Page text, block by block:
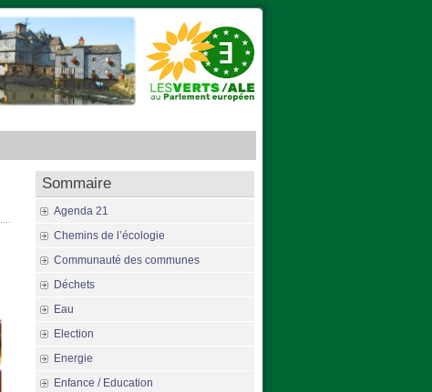
Sommaire
Agenda 21
Chemins de l’écologie
Communauté des communes
Déchets
Eau
Election
Energie
Enfance / Education